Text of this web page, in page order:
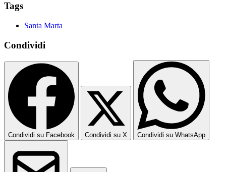
Tags
Santa Marta
Condividi
Condividi su Facebook Condividi su X Condividi su WhatsApp